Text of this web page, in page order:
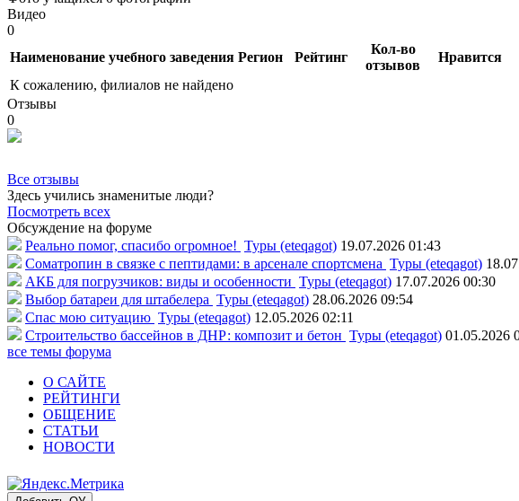
Видео
0
Наименование учебного заведения Регион Рейтинг
Кол-во
отзывов
Нравится
К сожалению, филиалов не найдено
Отзывы
0
Все отзывы
Здесь учились знаменитые люди?
Посмотреть всех
Обсуждение на форуме
Реально помог, спасибо огромное! Туры (eteqagot) 19.07.2026 01:43
Соматропин в связке с пептидами: в арсенале спортсмена Туры (eteqagot)
АКБ для погрузчиков: виды и особенности Туры (eteqagot) 17.07.2026 00:30
Выбор батареи для штабелера Туры (eteqagot) 28.06.2026 09:54
Спас мою ситуацию Туры (eteqagot) 12.05.2026 02:11
Строительство бассейнов в ДНР: композит и бетон Туры (eteqagot) 01.05.2026
все темы форума
О САЙТЕ
РЕЙТИНГИ
ОБЩЕНИЕ
СТАТЬИ
НОВОСТИ